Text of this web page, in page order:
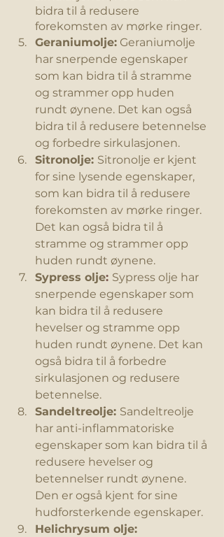
bidra til å redusere
forekomsten av mørke ringer.
Geraniumolje: Geraniumolje
har snerpende egenskaper
som kan bidra til å stramme
og strammer opp huden
rundt øynene. Det kan også
bidra til å redusere betennelse
og forbedre sirkulasjonen.
Sitronolje: Sitronolje er kjent
for sine lysende egenskaper,
som kan bidra til å redusere
forekomsten av mørke ringer.
Det kan også bidra til å
stramme og strammer opp
huden rundt øynene.
Sypress olje: Sypress olje har
snerpende egenskaper som
kan bidra til å redusere
hevelser og stramme opp
huden rundt øynene. Det kan
også bidra til å forbedre
sirkulasjonen og redusere
betennelse.
Sandeltreolje: Sandeltreolje
har anti-inflammatoriske
egenskaper som kan bidra til å
redusere hevelser og
betennelser rundt øynene.
Den er også kjent for sine
hudforsterkende egenskaper.
Helichrysum olje: